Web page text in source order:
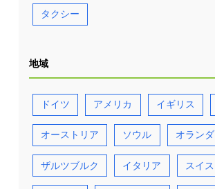
タクシー
地域
ドイツ アメリカ イギリス
オーストリア ソウル オランダ
ザルツブルク イタリア スイス